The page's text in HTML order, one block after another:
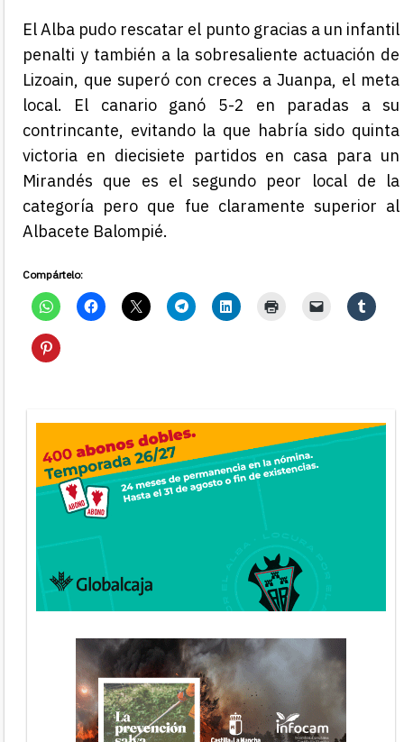
El Alba pudo rescatar el punto gracias a un infantil
penalti y también a la sobresaliente actuación de
Lizoain, que superó con creces a Juanpa, el meta
local. El canario ganó 5-2 en paradas a su
contrincante, evitando la que habría sido quinta
victoria en diecisiete partidos en casa para un
Mirandés que es el segundo peor local de la
categoría pero que fue claramente superior al
Albacete Balompié.
Compártelo: